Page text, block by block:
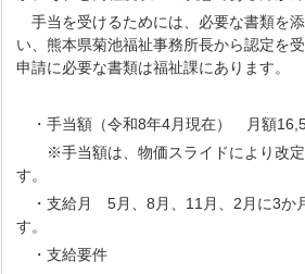
手当を受けるためには、必要な書類を
い、熊本県菊池福祉事務所長から認定を
申請に必要な書類は福祉課にあります。
・手当額（令和8年4月現在） 月額
※手当額は、物価スライドにより改定
す。
・支給月 5月、8月、11月、2月に3か
す。
・支給要件